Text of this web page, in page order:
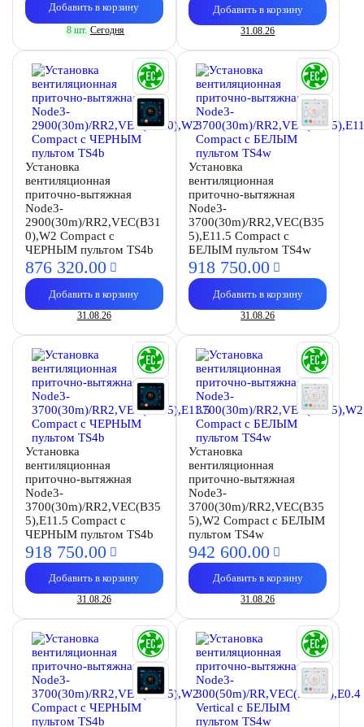
Добавить в корзину
8 шт. Сегодня
Добавить в корзину
31.08.26
Установка
вентиляционная
приточно-вытяжная
Node3-
2900(30m)/RR2,VEC(B31
0),W2 Compact с
ЧЕРНЫМ пультом TS4b
876 320.00
Добавить в корзину
31.08.26
Установка
вентиляционная
приточно-вытяжная
Node3-
3700(30m)/RR2,VEC(B35
5),E11.5 Compact с
БЕЛЫМ пультом TS4w
918 750.00
Добавить в корзину
31.08.26
Установка
вентиляционная
приточно-вытяжная
Node3-
3700(30m)/RR2,VEC(B35
5),E11.5 Compact с
ЧЕРНЫМ пультом TS4b
918 750.00
Добавить в корзину
31.08.26
Установка
вентиляционная
приточно-вытяжная
Node3-
3700(30m)/RR2,VEC(B35
5),W2 Compact с БЕЛЫМ
пультом TS4w
942 600.00
Добавить в корзину
31.08.26